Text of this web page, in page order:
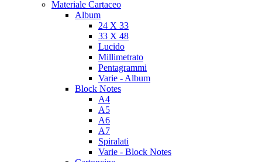
Materiale Cartaceo
Album
24 X 33
33 X 48
Lucido
Millimetrato
Pentagrammi
Varie - Album
Block Notes
A4
A5
A6
A7
Spiralati
Varie - Block Notes